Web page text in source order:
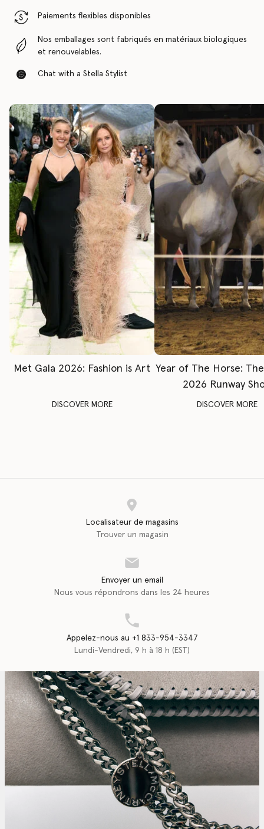
Paiements flexibles disponibles
Nos emballages sont fabriqués en matériaux biologiques
et renouvelables.
Chat with a Stella Stylist
Met Gala 2026: Fashion is Art
DISCOVER MORE
Year of The Horse:
2026 Runway
DISCOVER MORE
Localisateur de magasins
Trouver un magasin
Envoyer un email
Nous vous répondrons dans les 24 heures
Appelez-nous au +1 833-954-3347
Lundi-Vendredi, 9 h à 18 h (EST)